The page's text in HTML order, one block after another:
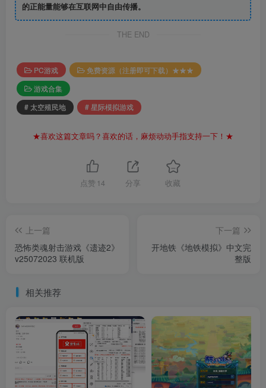
的正能量能够在互联网中自由传播。
THE END
PC游戏
免费资源（注册即可下载）★★★
游戏合集
# 太空殖民地
# 星际模拟游戏
★喜欢这篇文章吗？喜欢的话，麻烦动动手指支持一下！★
点赞 14 分享 收藏
上一篇
恐怖类魂射击游戏《遗迹2》
v25072023 联机版
下一篇
开地铁《地铁模拟》中文完
整版
相关推荐